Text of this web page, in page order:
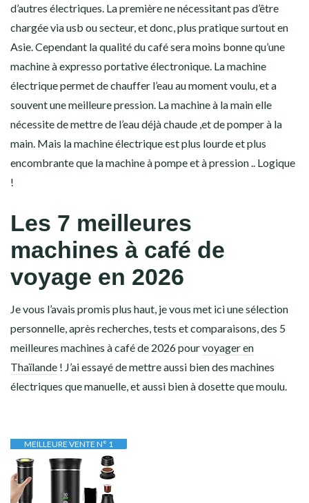
d’autres électriques. La première ne nécessitant pas d’être
chargée via usb ou secteur, et donc, plus pratique surtout en
Asie. Cependant la qualité du café sera moins bonne qu’une
machine à expresso portative électronique. La machine
électrique permet de chauffer l’eau au moment voulu, et a
souvent une meilleure pression. La machine à la main elle
nécessite de mettre de l’eau déjà chaude ,et de pomper à la
main. Mais la machine électrique est plus lourde et plus
encombrante que la machine à pompe et à pression .. Logique
!
Les 7 meilleures
machines à café de
voyage en 2026
Je vous l’avais promis plus haut, je vous met ici une sélection
personnelle, après recherches, tests et comparaisons, des 5
meilleures machines à café de 2026 pourvoyager en
Thaïlande ! J’ai essayé de mettre aussi bien des machines
électriques que manuelle, et aussi bien à dosette que moulu.
MEILLEURE VENTE N° 1